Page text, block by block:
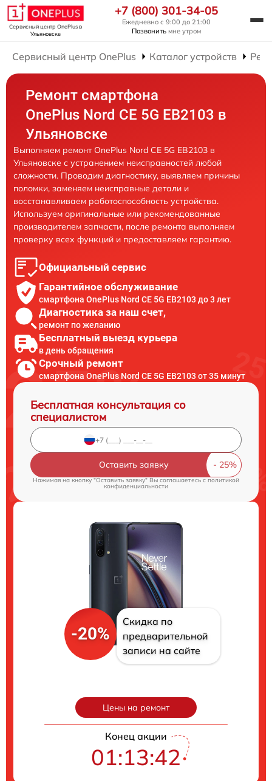
Сервисный центр OnePlusв
Ульяновске
+7 (800) 301-34-05
Ежедневно с 9:00 до 21:00
Позвонить мне утром
Сервисный центр OnePlus Каталог устройств
Ремонт смартфона
OnePlus Nord CE 5G EB2103 в
Ульяновске
Выполняем ремонт OnePlus Nord CE 5G EB2103 в
Ульяновске с устранением неисправностей любой
сложности. Проводим диагностику, выявляем причины
поломки, заменяем неисправные детали и
восстанавливаем работоспособность устройства.
Используем оригинальные или рекомендованные
производителем запчасти, после ремонта выполняем
проверку всех функций и предоставляем гарантию.
Официальный сервис
Гарантийное обслуживание
смартфона OnePlus Nord CE 5G EB2103 до 3 лет
Диагностика за наш счет,
ремонт по желанию
Бесплатный выезд курьера
в день обращения
Срочный ремонт
смартфона OnePlus Nord CE 5G EB2103 от 35 минут
Бесплатная консультация со
специалистом
Оставить заявку
Нажимая на кнопку "Оставить заявку" Вы соглашаетесь c политикой
конфиденциальности
-20%
Скидка по
предварительной
записи на сайте
Цены на ремонт
Конец акции
01:13:41